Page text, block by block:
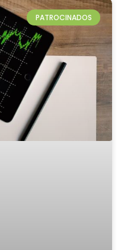
PATROCINADOS